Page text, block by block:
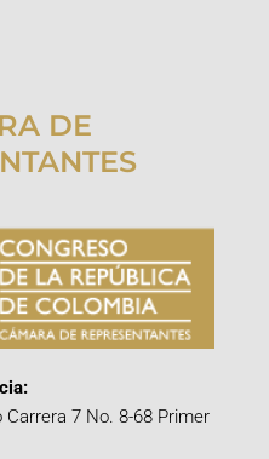
DE
7 No. 8-68 Primer